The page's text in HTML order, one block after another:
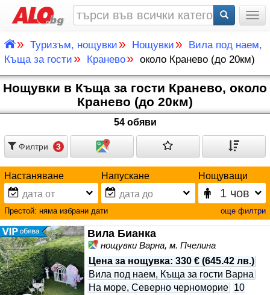
» Туризъм, нощувки » Нощувки »
Вила под наем,
Къща за гости » Кранево» около Кранево (до 20км)
Нощувки в Къща за гости Кранево, около
Кранево (до 20км)
54 обяви
Филтри 3
Настаняване Напускане Нощуващи
Престой: няма избрани дати още филтри
Вила Бианка
нощувки Варна, м. Пчелина
Цена за нощувка: 330 € (645.42 лв.)
Вила под наем, Къща за гости Варна
На море, Северно черноморие 10